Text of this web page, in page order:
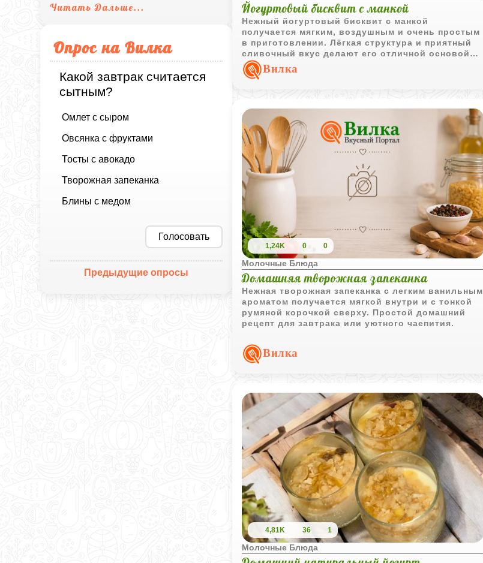
Читать Дальше...
Опрос на Вилка
Какой завтрак считается
сытным?
Омлет с сыром
Овсянка с фруктами
Тосты с авокадо
Творожная запеканка
Блины с медом
Голосовать
Предыдущие опросы
Йогуртовый бисквит с манкой
Нежный йогуртовый бисквит с манкой
получается мягким, воздушным и очень простым
в приготовлении. Лёгкая структура и приятный
сливочный вкус делают его отличной основой
для домашних десертов.
Вилка
1,24K 0 0
Молочные Блюда
Домашняя творожная запеканка
Нежная творожная запеканка с легким ванильным
ароматом получается мягкой внутри и с тонкой
румяной корочкой сверху. Простой домашний
рецепт для завтрака или уютного чаепития.
Вилка
4,81K 36 1
Молочные Блюда